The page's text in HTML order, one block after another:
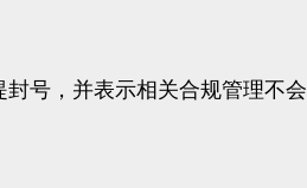
号，并表示相关合规管理不会